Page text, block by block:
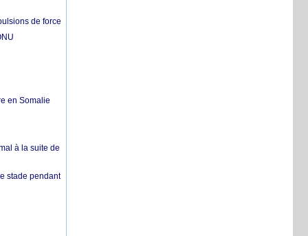
de force
en Somalie
à la suite de
stade pendant